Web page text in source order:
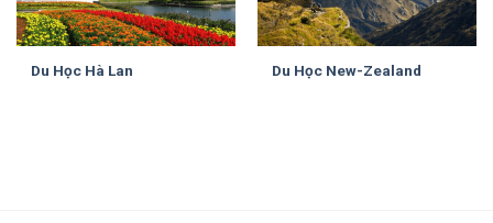
Du Học Hà Lan Du Học New-Zealand